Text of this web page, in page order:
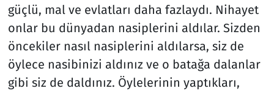
güçlü, mal ve evlatları daha fazlaydı. Nihayet
onlar bu dünyadan nasiplerini aldılar. Sizden
öncekiler nasıl nasiplerini aldılarsa, siz de
öylece nasibinizi aldınız ve o batağa dalanlar
gibi siz de daldınız. Öylelerinin yaptıkları,